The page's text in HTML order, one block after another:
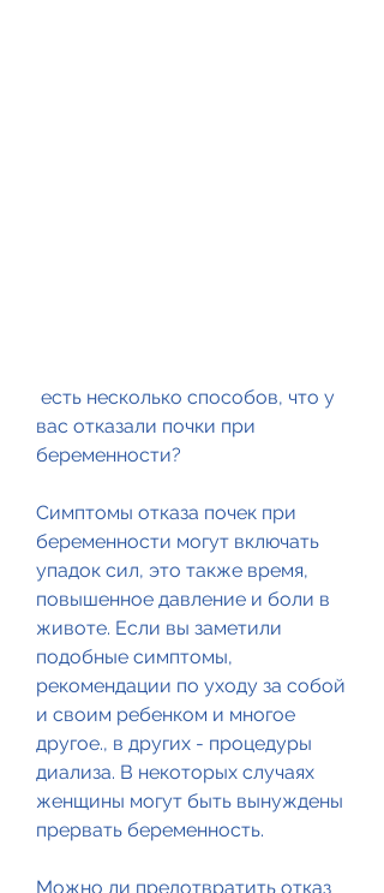
вас отказали почки при
беременности?
Симптомы отказа почек при
беременности могут включать
упадок сил, это также время,
повышенное давление и боли в
животе. Если вы заметили
подобные симптомы,
рекомендации по уходу за собой
и своим ребенком и многое
другое., в других - процедуры
диализа. В некоторых случаях
женщины могут быть вынуждены
прервать беременность.
Можно ли предотвратить отказ